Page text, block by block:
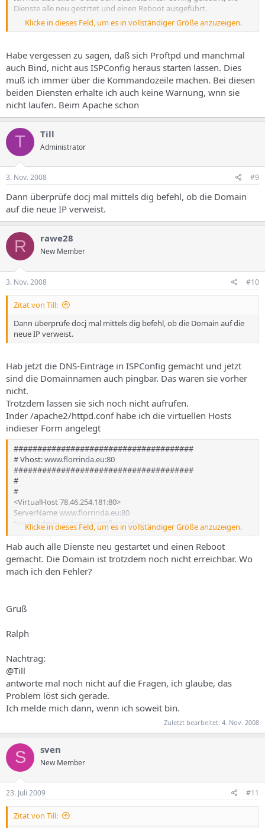
Dienste alle neu gestrtet und einen Reboot ausgeführt.
Die IP´s wurden bis auf eine , die letzte; auch richtig erkannt. Nur
Kannst Du hier anschauen, wenn Du möchtest.
http://78.46.254.178/
http://78.46.254.181/
http://78.46.254.177/
http://78.46.254.179
http://78.46.254.180/
Über´s Wochenende hab ich schon alles mögliche ausprobiert,
kriege es aber nicht gebacken.
Hast Du eine Ahnung, was es sein könnte?
Gruß
Ralph
Klicke in dieses Feld, um es in vollständiger Größe anzuzeigen.
Habe vergessen zu sagen, daß sich Proftpd und manchmal
auch Bind, nicht aus ISPConfig heraus starten lassen. Dies
muß ich immer über die Kommandozeile machen. Bei diesen
beiden Diensten erhalte ich auch keine Warnung, wnn sie
nicht laufen. Beim Apache schon
T Till
Administrator
3. Nov. 2008 #9
Dann überprüfe docj mal mittels dig befehl, ob die Domain
auf die neue IP verweist.
R rawe28
New Member
3. Nov. 2008 #10
Zitat von Till:
Dann überprüfe docj mal mittels dig befehl, ob die Domain auf die
neue IP verweist.
Hab jetzt die DNS-Einträge in ISPConfig gemacht und jetzt
sind die Domainnamen auch pingbar. Das waren sie vorher
nicht.
Trotzdem lassen sie sich noch nicht aufrufen.
Inder /apache2/httpd.conf habe ich die virtuellen Hosts
indieser Form angelegt
######################################
# Vhost:www.florrinda.eu:80
######################################
#
#
<VirtualHost 78.46.254.181:80>
ServerNamewww.florrinda.eu:80
ServerAdminwebmaster@florrinda.eu
DocumentRoot /var/www/web2/web
ServerAlias florrinda.eu
DirectoryIndex index.html index.htm index.php index.php5
index.php4 index.php3 index.shtml index.cgi index.pl index.jsp
Default.htm default.htm
AddHandler cgi-script .pl
AddType application/x-httpd-php .php .php3 .php4 .php5
php_admin_flag safe_mode On
php_admin_value file_uploads 1
php_admin_value upload_tmp_dir /var/www/web2/phptmp/
php_admin_value session.save_path /var/www/web2/phptmp/
[.....]
Klicke in dieses Feld, um es in vollständiger Größe anzuzeigen.
Hab auch alle Dienste neu gestartet und einen Reboot
gemacht. Die Domain ist trotzdem noch nicht erreichbar. Wo
mach ich den Fehler?
Gruß
Ralph
Nachtrag:
@Till
antworte mal noch nicht auf die Fragen, ich glaube, das
Problem löst sich gerade.
Ich melde mich dann, wenn ich soweit bin.
Zuletzt bearbeitet: 4. Nov. 2008
S sven
New Member
23. Juli 2009 #11
Zitat von Till: